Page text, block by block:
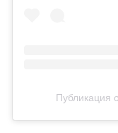
Публикация